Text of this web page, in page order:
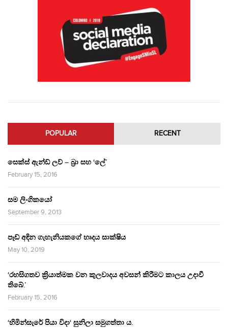
POPULAR RECENT
සෙක්ස් ඇන්ඩ් ලව් – බ්‍රා සහ ‘ලේ’
February 15, 2016
සම ලිංගිකයෝ
September 9, 2013
පෑඩ් අඳින ගැහැනියකගේ හෘදය සාක්ෂිය
May 10, 2019
‘රහසිගතව ක්‍රියාත්මක වන කුලවාදය අවසන් කිරීමට කාලය උදාවී
තිබේ.’
February 15, 2016
‘හිමින්සැරේ පියා විදා‘ සුනිලා සමුගත්තා ය.